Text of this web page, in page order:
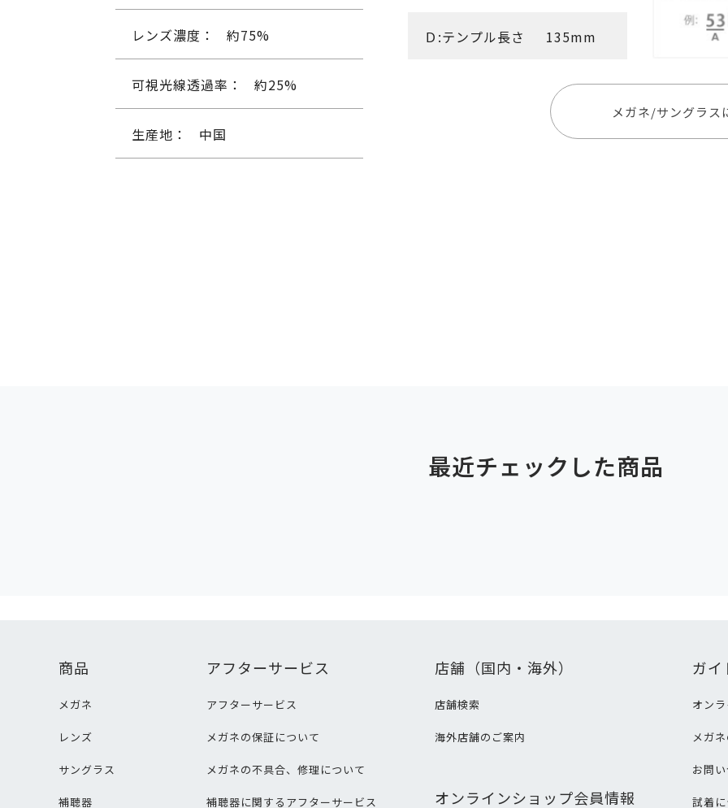
レンズ濃度： 約75%
可視光線透過率： 約25%
生産地： 中国
Ｄ:テンプル長さ 135mm
メガネ/サングラス
最近チェックした商品
商品
メガネ
レンズ
サングラス
補聴器
アフターサービス
アフターサービス
メガネの保証について
メガネの不具合、修理について
補聴器に関するアフターサービス
店舗（国内・海外）
店舗検索
海外店舗のご案内
オンラインショップ会員情報
ガイ
オン
メガ
お問
試着